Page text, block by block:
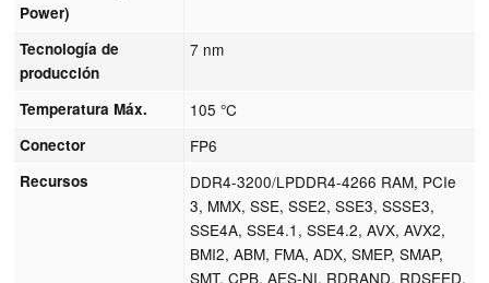
Power)
Tecnología de
producción
7 nm
Temperatura Máx. 105 °C
Conector FP6
Recursos
DDR4-3200/LPDDR4-4266 RAM, PCIe
3, MMX, SSE, SSE2, SSE3, SSSE3,
SSE4A, SSE4.1, SSE4.2, AVX, AVX2,
BMI2, ABM, FMA, ADX, SMEP, SMAP,
SMT, CPB, AES-NI, RDRAND, RDSEED,